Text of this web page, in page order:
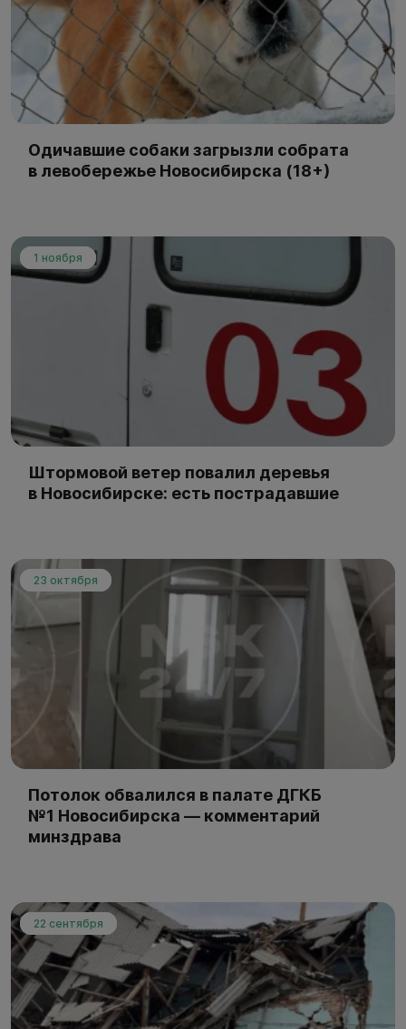
Одичавшие собаки загрызли собрата
в левобережье Новосибирска (18+)
1 ноября
Штормовой ветер повалил деревья
в Новосибирске: есть пострадавшие
23 октября
Потолок обвалился в палате ДГКБ
№1 Новосибирска — комментарий
минздрава
22 сентября